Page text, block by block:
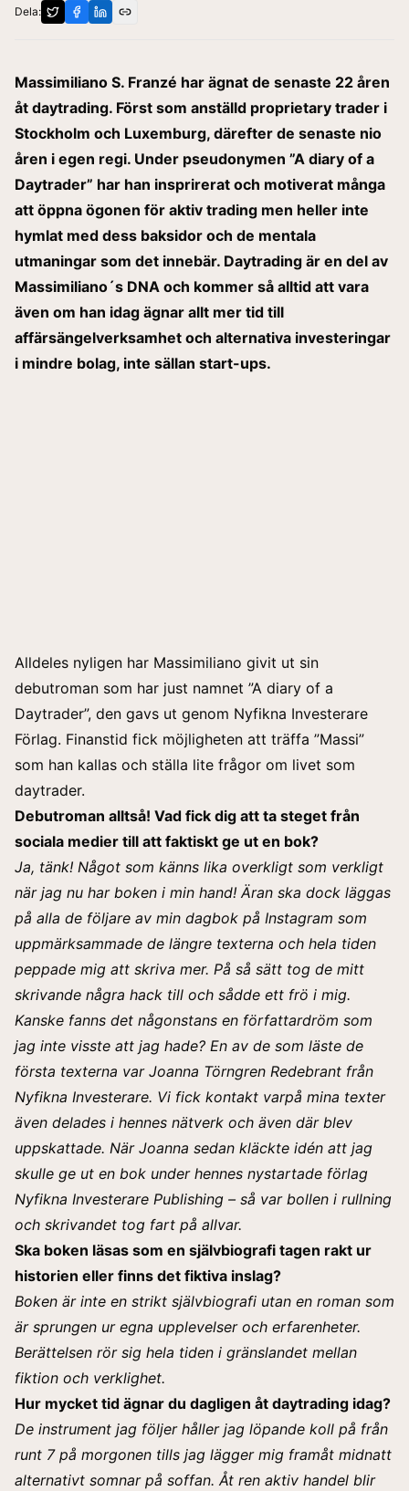
Dela:
Massimiliano S. Franzé har ägnat de senaste 22 åren
åt daytrading. Först som anställd proprietary trader i
Stockholm och Luxemburg, därefter de senaste nio
åren i egen regi. Under pseudonymen ”A diary of a
Daytrader” har han insprirerat och motiverat många
att öppna ögonen för aktiv trading men heller inte
hymlat med dess baksidor och de mentala
utmaningar som det innebär. Daytrading är en del av
Massimiliano´s DNA och kommer så alltid att vara
även om han idag ägnar allt mer tid till
affärsängelverksamhet och alternativa investeringar
i mindre bolag, inte sällan start-ups.
Alldeles nyligen har Massimiliano givit ut sin
debutroman som har just namnet ”A diary of a
Daytrader”, den gavs ut genom Nyfikna Investerare
Förlag. Finanstid fick möjligheten att träffa ”Massi”
som han kallas och ställa lite frågor om livet som
daytrader.
Debutroman alltså! Vad fick dig att ta steget från
sociala medier till att faktiskt ge ut en bok?
Ja, tänk! Något som känns lika overkligt som verkligt
när jag nu har boken i min hand! Äran ska dock läggas
på alla de följare av min dagbok på Instagram som
uppmärksammade de längre texterna och hela tiden
peppade mig att skriva mer. På så sätt tog de mitt
skrivande några hack till och sådde ett frö i mig.
Kanske fanns det någonstans en författardröm som
jag inte visste att jag hade? En av de som läste de
första texterna var Joanna Törngren Redebrant från
Nyfikna Investerare. Vi fick kontakt varpå mina texter
även delades i hennes nätverk och även där blev
uppskattade. När Joanna sedan kläckte idén att jag
skulle ge ut en bok under hennes nystartade förlag
Nyfikna Investerare Publishing – så var bollen i rullning
och skrivandet tog fart på allvar.
Ska boken läsas som en självbiografi tagen rakt ur
historien eller finns det fiktiva inslag?
Boken är inte en strikt självbiografi utan en roman som
är sprungen ur egna upplevelser och erfarenheter.
Berättelsen rör sig hela tiden i gränslandet mellan
fiktion och verklighet.
Hur mycket tid ägnar du dagligen åt daytrading idag?
De instrument jag följer håller jag löpande koll på från
runt 7 på morgonen tills jag lägger mig framåt midnatt
alternativt somnar på soffan. Åt ren aktiv handel blir